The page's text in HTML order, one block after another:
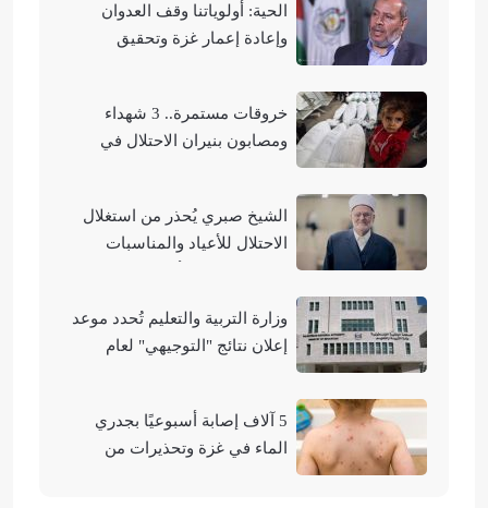
الحية: أولوياتنا وقف العدوان
وإعادة إعمار غزة وتحقيق
خروقات مستمرة.. 3 شهداء
ومصابون بنيران الاحتلال في
الشيخ صبري يُحذر من استغلال
الاحتلال للأعياد والمناسبات
وزارة التربية والتعليم تُحدد موعد
إعلان نتائج "التوجيهي" لعام
5 آلاف إصابة أسبوعيًا بجدري
الماء في غزة وتحذيرات من